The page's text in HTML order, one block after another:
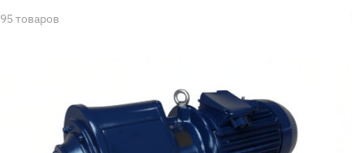
95 товаров